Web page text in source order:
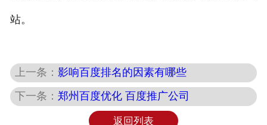
站。
上一条：影响百度排名的因素有哪些
下一条：郑州百度优化 百度推广公司
返回列表